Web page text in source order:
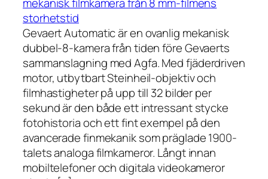
mekanisk filmkamera från 8 mm-filmens
storhetstid
Gevaert Automatic är en ovanlig mekanisk
dubbel-8-kamera från tiden före Gevaerts
sammanslagning med Agfa. Med fjäderdriven
motor, utbytbart Steinheil-objektiv och
filmhastigheter på upp till 32 bilder per
sekund är den både ett intressant stycke
fotohistoria och ett fint exempel på den
avancerade finmekanik som präglade 1900-
talets analoga filmkameror. Långt innan
mobiltelefoner och digitala videokameror